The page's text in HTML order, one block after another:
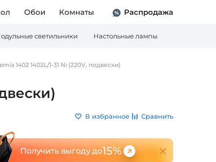
Обои Комнаты Распродажа
светильники Настольные лампы
1402 1402L/1-31 Ni (220V, подвески)
В избранное Сравнить
Получить выгоду до15%